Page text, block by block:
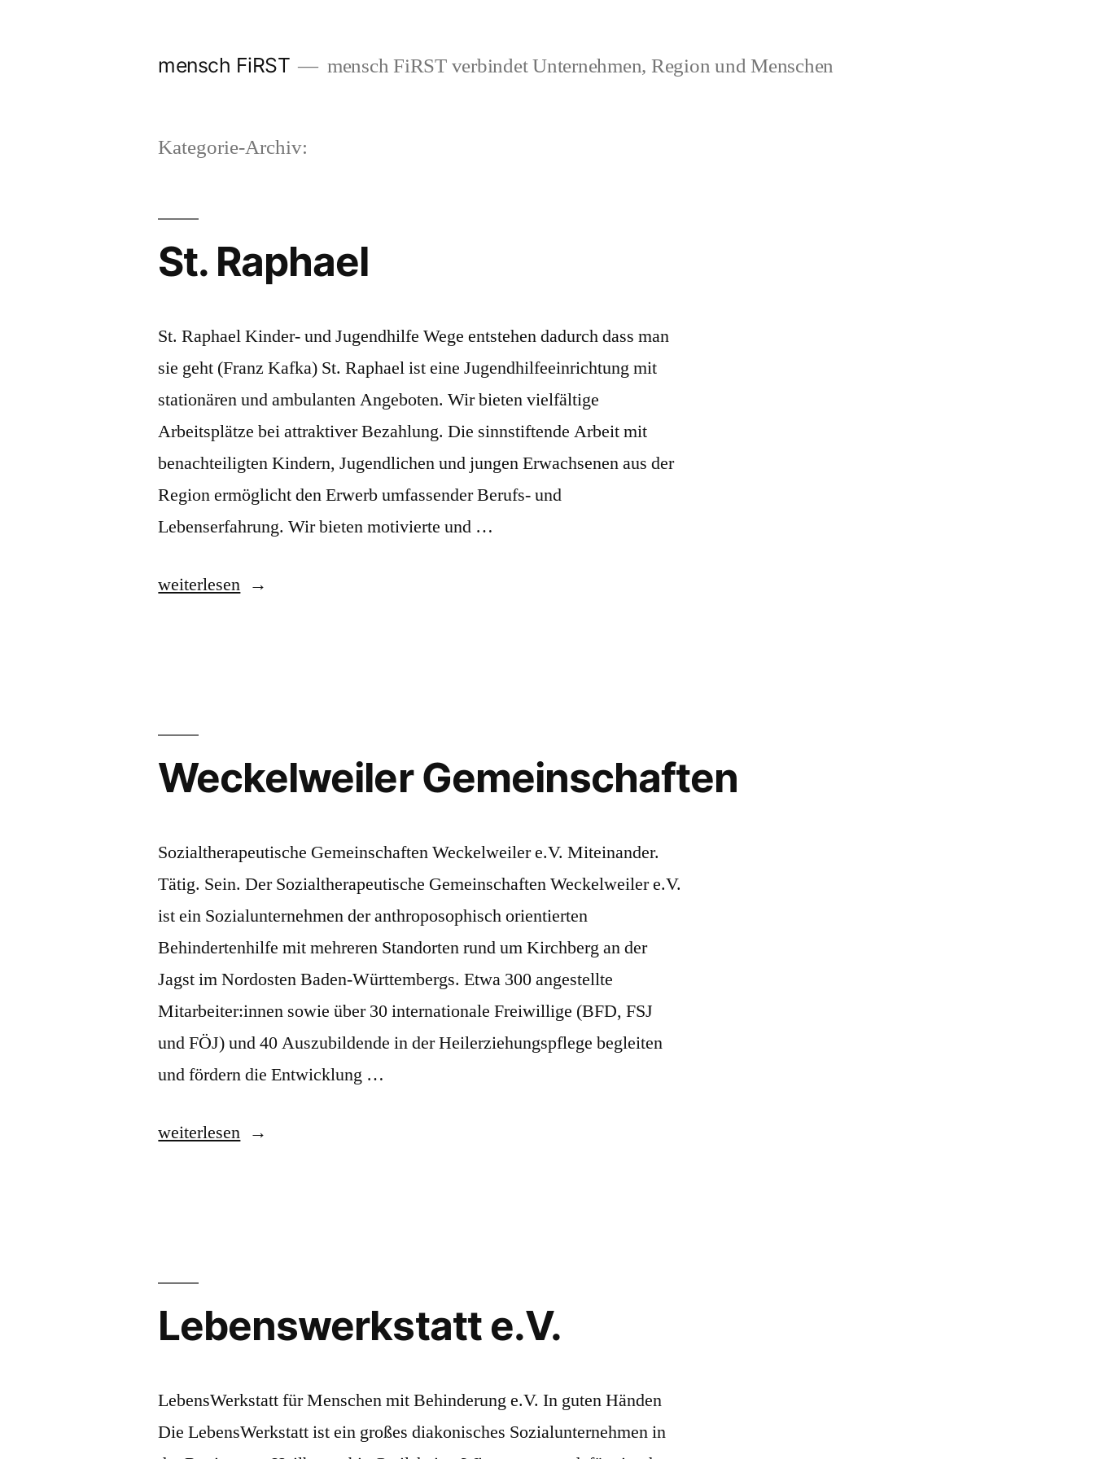
mensch FiRST mensch FiRST verbindet Unternehmen, Region und Menschen
Kategorie-Archiv:
St. Raphael
St. Raphael Kinder- und Jugendhilfe Wege entstehen dadurch dass man
sie geht (Franz Kafka) St. Raphael ist eine Jugendhilfeeinrichtung mit
stationären und ambulanten Angeboten. Wir bieten vielfältige
Arbeitsplätze bei attraktiver Bezahlung. Die sinnstiftende Arbeit mit
benachteiligten Kindern, Jugendlichen und jungen Erwachsenen aus der
Region ermöglicht den Erwerb umfassender Berufs- und
Lebenserfahrung. Wir bieten motivierte und …
„St.
weiterlesen
Weckelweiler Gemeinschaften
Sozialtherapeutische Gemeinschaften Weckelweiler e.V. Miteinander.
Tätig. Sein. Der Sozialtherapeutische Gemeinschaften Weckelweiler e.V.
ist ein Sozialunternehmen der anthroposophisch orientierten
Behindertenhilfe mit mehreren Standorten rund um Kirchberg an der
Jagst im Nordosten Baden-Württembergs. Etwa 300 angestellte
Mitarbeiter:innen sowie über 30 internationale Freiwillige (BFD, FSJ
und FÖJ) und 40 Auszubildende in der Heilerziehungspflege begleiten
und fördern die Entwicklung …
„Weckelweiler
weiterlesen
Lebenswerkstatt e.V.
LebensWerkstatt für Menschen mit Behinderung e.V. In guten Händen
Die LebensWerkstatt ist ein großes diakonisches Sozialunternehmen in